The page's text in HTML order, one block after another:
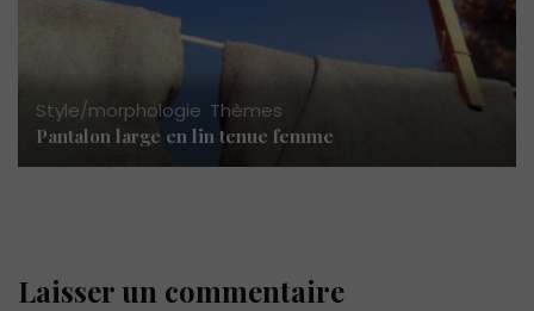
Style/morphologie Thèmes
Pantalon large en lin tenue femme
Laisser un commentaire